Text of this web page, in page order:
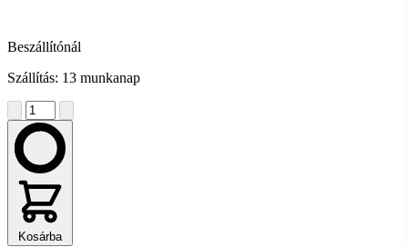
Beszállítónál
Szállítás: 13 munkanap
Kosárba